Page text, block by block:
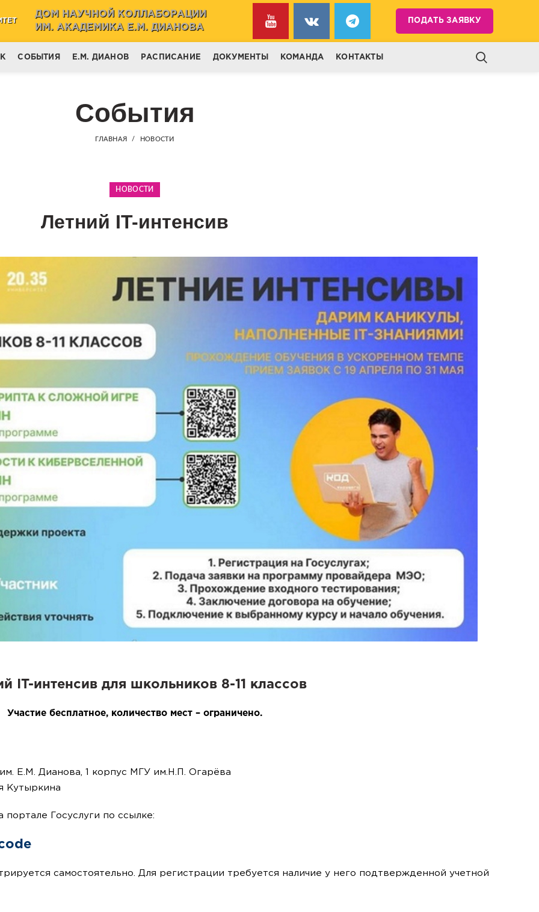
ДОМ НАУЧНОЙ КОЛЛАБОРАЦИИ
ИМ. АКАДЕМИКА Е.М. ДИАНОВА
ПОДАТЬ ЗАЯВКУ
СОБЫТИЯ Е.М. ДИАНОВ РАСПИСАНИЕ ДОКУМЕНТЫ КОМАНДА КОНТАКТЫ
События
ГЛАВНАЯ НОВОСТИ
НОВОСТИ
Летний IT-интенсив
IT-интенсив для школьников 8-11 классов
Участие бесплатное, количество мест – ограничено.
Е.М. Дианова, 1 корпус МГУ им.Н.П. Огарёва
Кутыркина
Госуслуги по ссылке:
самостоятельно. Для регистрации требуется наличие у него подтвержденной учетной